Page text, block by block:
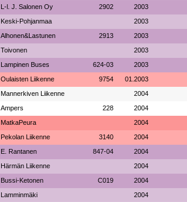
L-l. J. Salonen Oy 2902 2003
Keski-Pohjanmaa 2003
Alhonen&Lastunen 2913 2003
Toivonen 2003
Lampinen Buses 624-03 2003
Oulaisten Liikenne 9754 01.2003
Mannerkiven Liikenne 2004
Ampers 228 2004
MatkaPeura 2004
Pekolan Liikenne 3140 2004
E. Rantanen 847-04 2004
Härmän Liikenne 2004
Bussi-Ketonen C019 2004
Lamminmäki 2004